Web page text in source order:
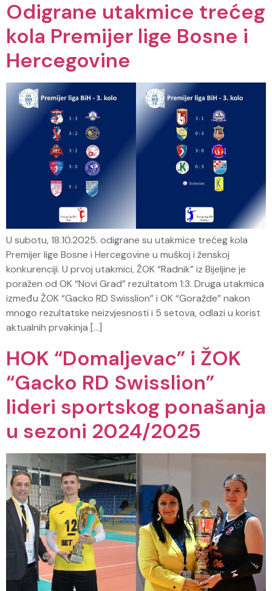
Odigrane utakmice trećeg
kola Premijer lige Bosne i
Hercegovine
U subotu, 18.10.2025. odigrane su utakmice trećeg kola
Premijer lige Bosne i Hercegovine u muškoj i ženskoj
konkurenciji. U prvoj utakmici, ŽOK “Radnik” iz Bijeljine je
poražen od OK “Novi Grad” rezultatom 1:3. Druga utakmica
između ŽOK “Gacko RD Swisslion” i OK “Goražde” nakon
mnogo rezultatske neizvjesnosti i 5 setova, odlazi u korist
aktualnih prvakinja […]
HOK “Domaljevac” i ŽOK
“Gacko RD Swisslion”
lideri sportskog ponašanja
u sezoni 2024/2025